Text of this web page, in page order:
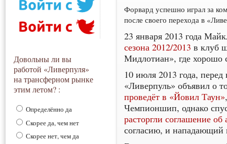
Довольны ли вы
работой «Ливерпуля»
на трансферном рынке
этим летом? :
Определённо да
Скорее да, чем нет
Скорее нет, чем да
Форвард успешно играл за
после своего перехода в
23 января 2013 года
сезона 2012/2013 в клуб
Мидлотиан», где хорошо
10 июля 2013 года,
«Ливерпуль» объявил о
проведёт в «Йовил Таун»
Чемпионшип, однако
расторгли соглашение об
согласию, и нападающий